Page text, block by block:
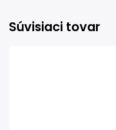
Súvisiaci tovar